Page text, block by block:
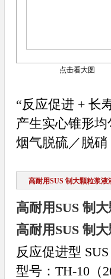
点击看大图
“反应促进 + 长
产生实心锥形
烟气脱硫／脱硝
高耐用SUS 制大颗粒浆液
高耐用SUS 制
高耐用SUS 制
反应促进型
型号：TH-10（